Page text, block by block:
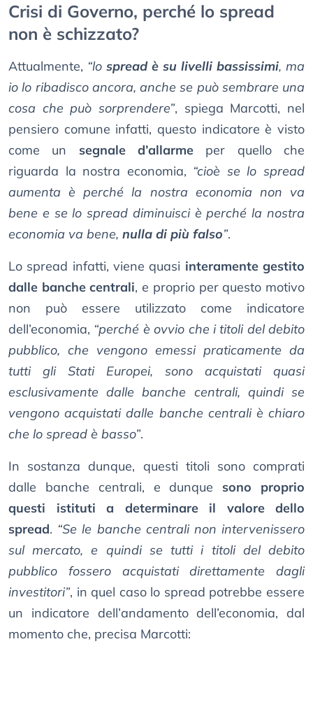
Crisi di Governo, perché lo spread
non è schizzato?
Attualmente, “lo spread è su livelli bassissimi, ma
io lo ribadisco ancora, anche se può sembrare una
cosa che può sorprendere”, spiega Marcotti, nel
pensiero comune infatti, questo indicatore è visto
come un segnale d’allarme per quello che
riguarda la nostra economia, “cioè se lo spread
aumenta è perché la nostra economia non va
bene e se lo spread diminuisci è perché la nostra
economia va bene, nulla di più falso”.
Lo spread infatti, viene quasi interamente gestito
dalle banche centrali, e proprio per questo motivo
non può essere utilizzato come indicatore
dell’economia, “perché è ovvio che i titoli del debito
pubblico, che vengono emessi praticamente da
tutti gli Stati Europei, sono acquistati quasi
esclusivamente dalle banche centrali, quindi se
vengono acquistati dalle banche centrali è chiaro
che lo spread è basso”.
In sostanza dunque, questi titoli sono comprati
dalle banche centrali, e dunque sono proprio
questi istituti a determinare il valore dello
spread. “Se le banche centrali non intervenissero
sul mercato, e quindi se tutti i titoli del debito
pubblico fossero acquistati direttamente dagli
investitori”, in quel caso lo spread potrebbe essere
un indicatore dell’andamento dell’economia, dal
momento che, precisa Marcotti: